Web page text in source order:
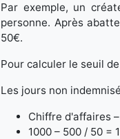
Par exemple, un
personne. Après
50€.
Pour calculer le seuil
Les jours non
Chiffre d'affaires
1000 – 500 / 50 =